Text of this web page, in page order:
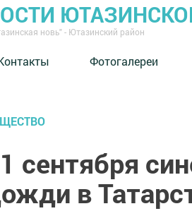
новь" - Ютазинский район
Фотогалереи
сентября
в